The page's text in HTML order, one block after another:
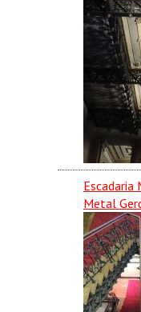
Escadaria
Metal